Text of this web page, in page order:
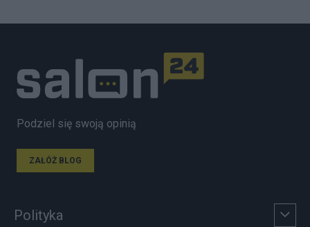
Podziel się swoją opinią
ZAŁÓŻ BLOG
Polityka